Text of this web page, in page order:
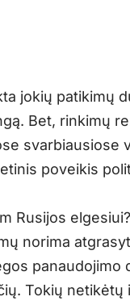
jokių patikimų
Bet, rinkimų
svarbiausiose
poveikis
Rusijos
norima
panaudojimo
Tokių netikėtų